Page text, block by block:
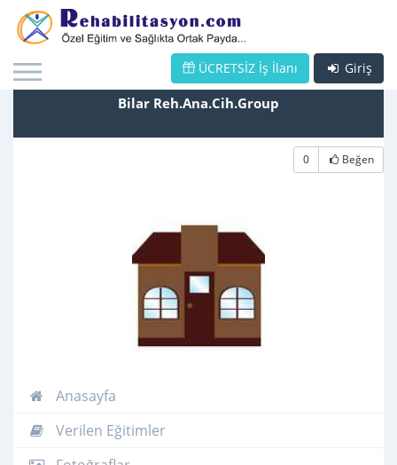
Giriş
ÜCRETSİZ İş İlanı
Bilar Reh.Ana.Cih.Group
0 Beğen
Anasayfa
Verilen Eğitimler